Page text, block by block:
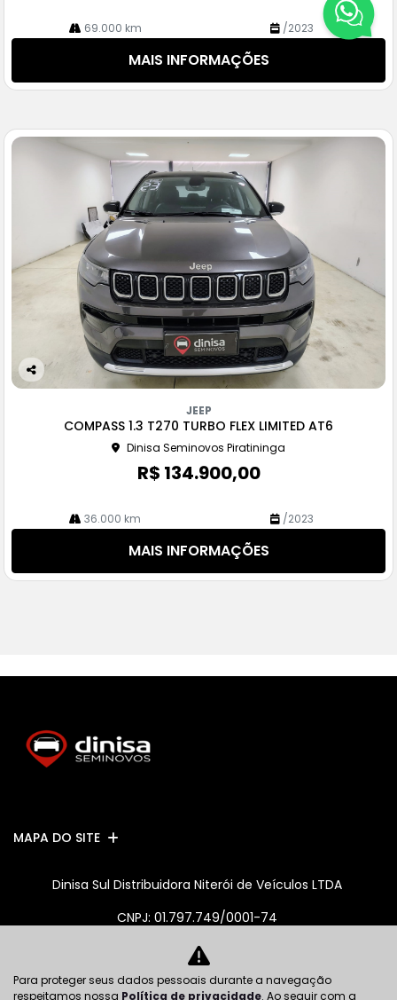
69.000 km /2023
MAIS INFORMAÇÕES
Co
JEEP
COMPASS 1.3 T270 TURBO FLEX LIMITED AT6
Dinisa Seminovos Piratininga
R$ 134.900,00
36.000 km /2023
MAIS INFORMAÇÕES
MAPA DO SITE
Dinisa Sul Distribuidora Niterói de Veículos LTDA
CNPJ: 01.797.749/0001-74
Para proteger seus dados pessoais durante a navegação
respeitamos nossa Política de privacidade. Ao seguir com a